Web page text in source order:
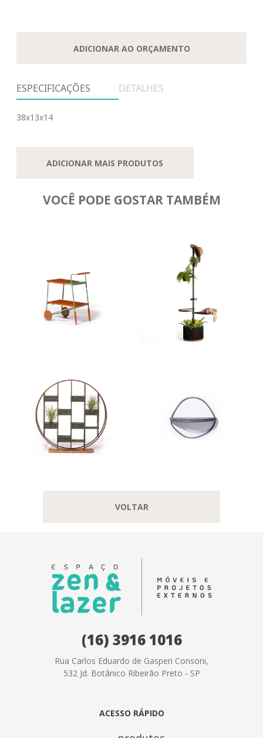
ADICIONAR AO ORÇAMENTO
ESPECIFICAÇÕES DETALHES
38x13x14
ADICIONAR MAIS PRODUTOS
VOCÊ PODE GOSTAR TAMBÉM
VOLTAR
(16) 3916 1016
Rua Carlos Eduardo de Gasperi Consoni,
532 Jd. Botânico Ribeirão Preto - SP
ACESSO RÁPIDO